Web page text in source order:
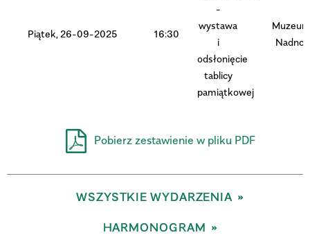
MiejscePiątek, 26-09-2025 16:30
-
wystawa
i
odsłonięcie
tablicy
pamiątkowej
Pobierz zestawienie w pliku PDF
WSZYSTKIE WYDARZENIA
HARMONOGRAM